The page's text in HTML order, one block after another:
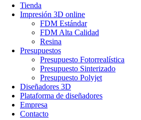
Tienda
Impresión 3D online
FDM Estándar
FDM Alta Calidad
Resina
Presupuestos
Presupuesto Fotorrealística
Presupuesto Sinterizado
Presupuesto Polyjet
Diseñadores 3D
Plataforma de diseñadores
Empresa
Contacto